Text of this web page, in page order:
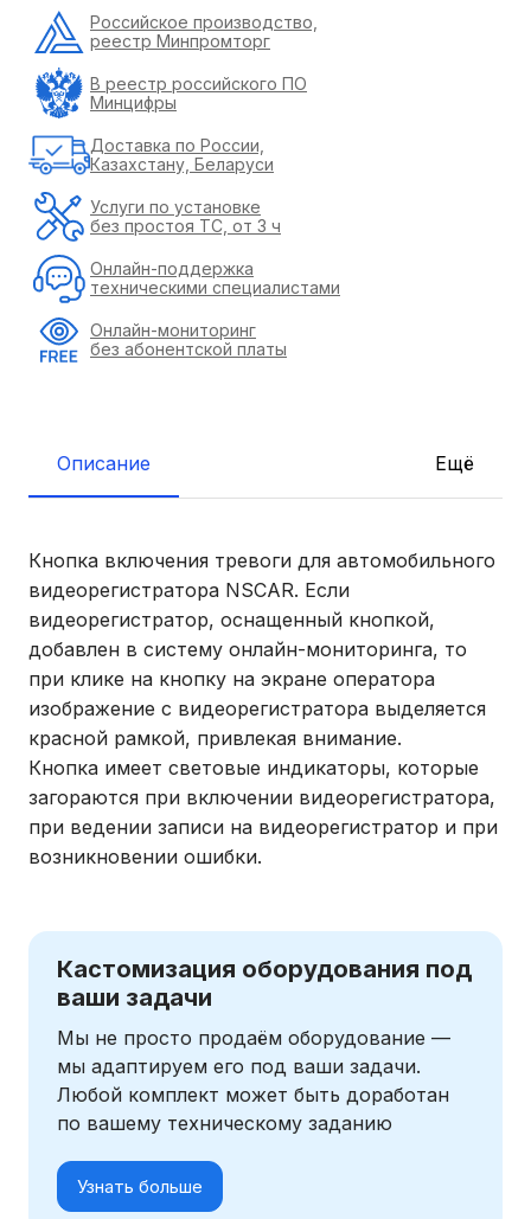
Описание Ещё
Кнопка включения тревоги для автомобильного
видеорегистратора NSCAR. Если
видеорегистратор, оснащенный кнопкой,
добавлен в систему онлайн-мониторинга, то
при клике на кнопку на экране оператора
изображение с видеорегистратора выделяется
красной рамкой, привлекая внимание.
Кнопка имеет световые индикаторы, которые
загораются при включении видеорегистратора,
при ведении записи на видеорегистратор и при
возникновении ошибки.
Кастомизация оборудования под
ваши задачи
Мы не просто продаём оборудование —
мы адаптируем его под ваши задачи.
Любой комплект может быть доработан
по вашему техническому заданию
Узнать больше
Российское производство,
реестр Минпромторг
В реестр российского ПО
Минцифры
Доставка по России,
Казахстану, Беларуси
Услуги по установке
без простоя ТС, от 3 ч
Онлайн-поддержка
техническими специалистами
Онлайн-мониторинг
без абонентской платы